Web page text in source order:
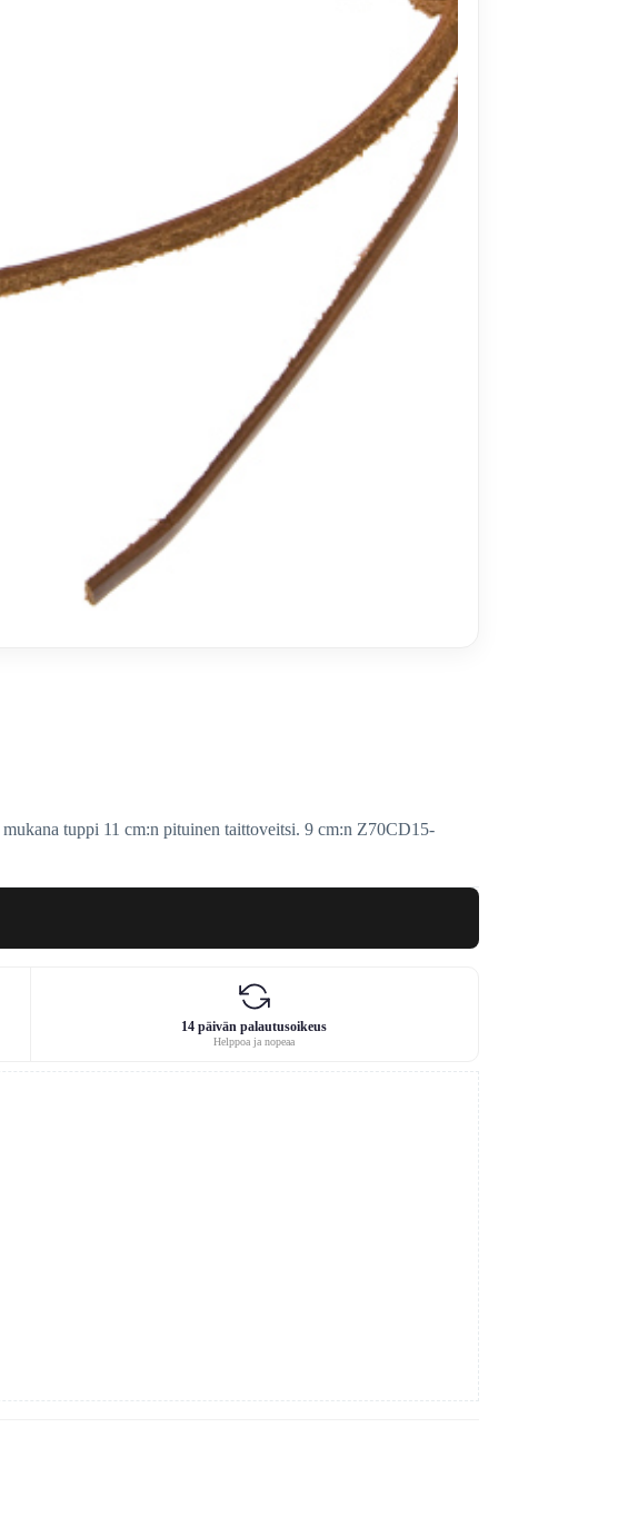
tuppi 11 cm:n pituinen taittoveitsi. 9 cm:n Z70CD15-
14 päivän palautusoikeus
Helppoa ja nopeaa